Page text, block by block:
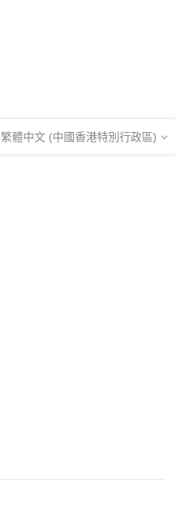
繁體中文 (中國香港特別行政區)